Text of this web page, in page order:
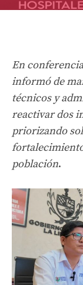
En
informó de
técnicos y
reactivar dos
priorizando
población.